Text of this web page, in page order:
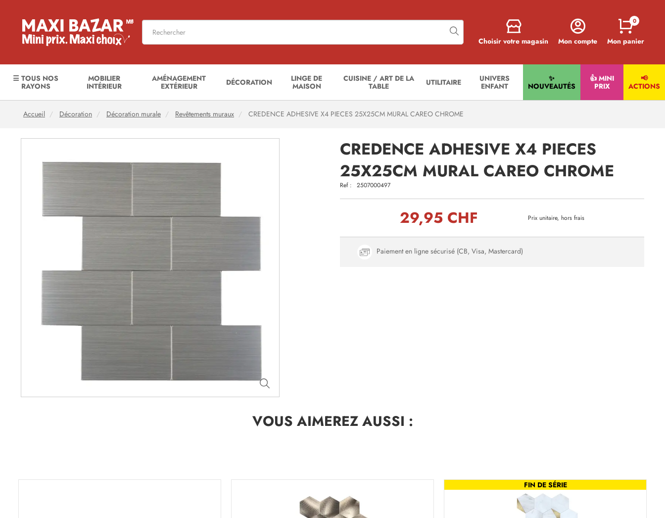
Choisir votre magasin Mon compte Mon panier
0
☰ TOUS NOS
RAYONS
MOBILIER
INTÉRIEUR
AMÉNAGEMENT
EXTÉRIEUR
DÉCORATION
LINGE DE
MAISON
CUISINE / ART DE LA
TABLE
UTILITAIRE
UNIVERS
ENFANT
✨
NOUVEAUTÉS
👍 MINI
PRIX
📢
ACTIONS
Accueil Décoration Décoration murale Revêtements muraux CREDENCE ADHESIVE X4 PIECES 25X25CM MURAL CAREO CHROME
CREDENCE ADHESIVE X4 PIECES
25X25CM MURAL CAREO CHROME
Ref : 2507000497
29,95 CHF Prix unitaire, hors frais
Paiement en ligne sécurisé (CB, Visa, Mastercard)
VOUS AIMEREZAUSSI :
FIN DE SÉRIE